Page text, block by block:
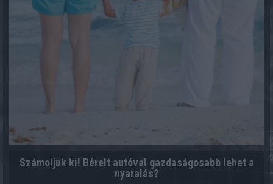
Számoljuk ki! Bérelt autóval gazdaságosabb lehet a
nyaralás?